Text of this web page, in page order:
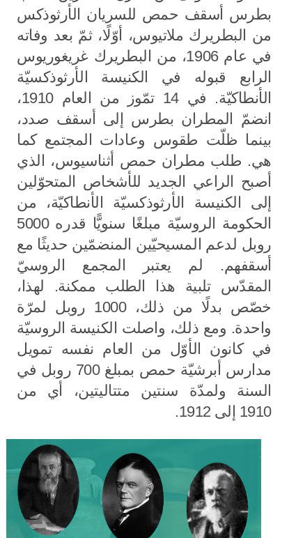
بطرس أسقف حمص للسريان الأرثوذكس
من البطريرك ملاتيوس، أوّلًا، ثمّ بعد وفاته
في عام 1906، من البطريرك غريغوريوس
الرابع قبوله في الكنيسة الأرثوذكسيّة
الأنطاكيّة. في 14 تمّوز من العام 1910،
انضمّ المطران بطرس إلى أسقف صدد،
بينما ظلّت طقوس وعادات المجتمع كما
هي. طلب مطران حمص أثناسيوس، الذي
أصبح الراعي الجديد للأشخاص المتحوّلين
إلى الكنيسة الأرثوذكسيّة الأنطاكيّة، من
الحكومة الروسيّة مبلغًا سنويًّا قدره 5000
روبل لدعم المسيحيّين المنضمّين حديثًا مع
أسقفهم. لم يعتبر المجمع الروسيّ
المقدّس تلبية هذا الطلب ممكنة. لهذا،
خصّص بدلًا من ذلك، 1000 روبل لمرّة
واحدة. ومع ذلك، واصلت الكنيسة الروسيّة
في كانون الأوّل من العام نفسه تمويل
مدارس أبرشيّة حمص بمبلغ 700 روبل في
السنة ولمدّة سنتين متتاليتين، أي من
1910 إلى 1912.